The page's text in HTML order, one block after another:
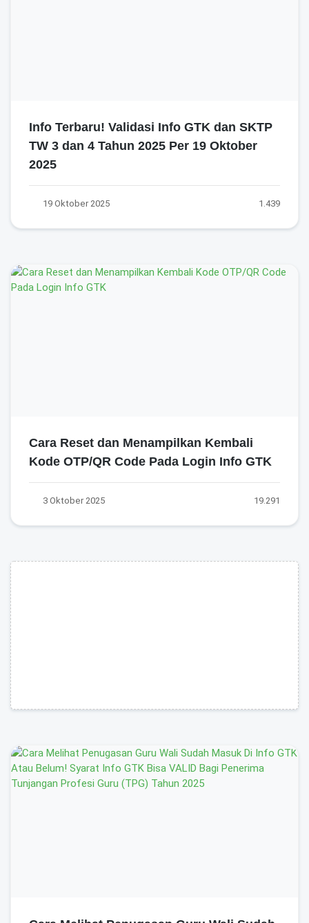
Info Terbaru! Validasi Info GTK dan SKTP
TW 3 dan 4 Tahun 2025 Per 19 Oktober
2025
19 Oktober 2025 1.439
Cara Reset dan Menampilkan Kembali
Kode OTP/QR Code Pada Login Info GTK
3 Oktober 2025 19.291